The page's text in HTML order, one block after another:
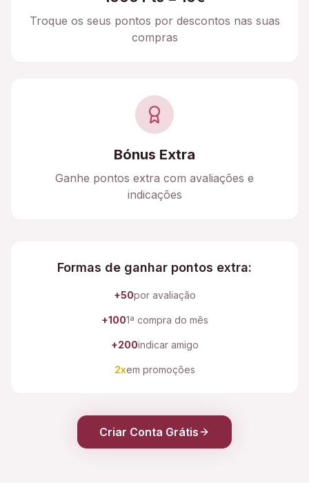
Troque os seus pontos por descontos nas suas
compras
Bónus Extra
Ganhe pontos extra com avaliações e
indicações
Formas de ganhar pontos extra:
+50por avaliação
+1001ª compra do mês
+200indicar amigo
2xem promoções
Criar Conta Grátis